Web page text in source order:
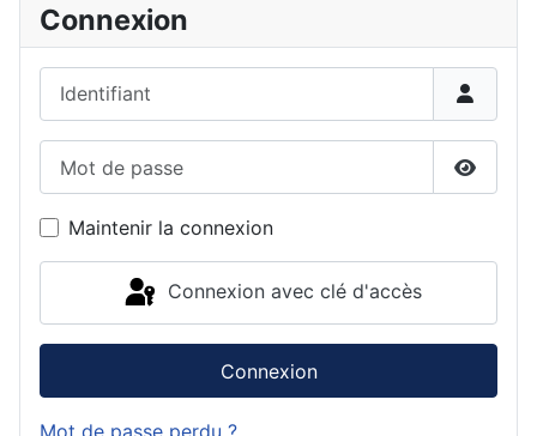
Connexion
Maintenir la connexion
Connexion avec clé d'accès
Connexion